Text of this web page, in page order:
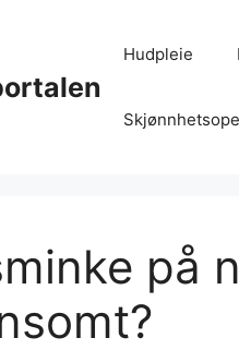
Hudpleie
på